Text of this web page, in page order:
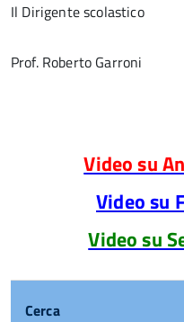
Il Dirigente scolastico
Prof. Roberto Garroni
Video su
Video su
Video su
Cerca